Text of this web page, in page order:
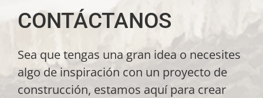
CONTÁCTANOS
Sea que tengas una gran idea o necesites
algo de inspiración con un proyecto de
construcción, estamos aquí para crear